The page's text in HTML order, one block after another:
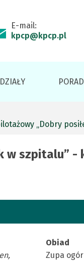
E-mail:
kpcp@kpcp.pl
„Dobry
w szpitalu” -
Obiad
Zupa